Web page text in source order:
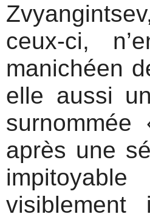
ceux-ci,
manichéen
elle aussi
après une
visiblement